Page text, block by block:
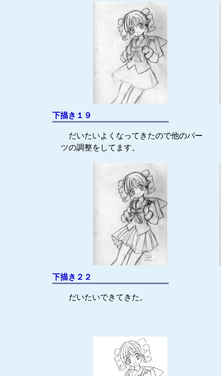
下描き１９
だいたいよくなってきたので他のパー
ツの調整をしてます。
下描き２２
だいたいできてきた。